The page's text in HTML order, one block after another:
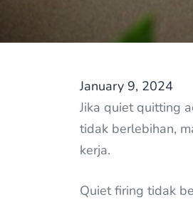
January 9, 2024
Jika quiet quitting
tidak berlebihan,
kerja.
Quiet firing tidak